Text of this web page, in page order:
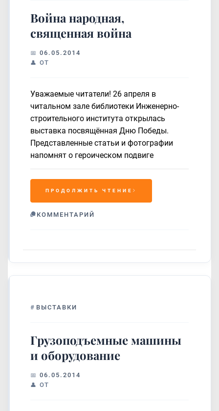
Война народная,
священная война
06.05.2014
ОТ
Уважаемые читатели! 26 апреля в
читальном зале библиотеки Инженерно-
строительного института открылась
выставка посвящённая Дню Победы.
Представленные статьи и фотографии
напомнят о героическом подвиге
ПРОДОЛЖИТЬ ЧТЕНИЕ
КОММЕНТАРИЙ
# ВЫСТАВКИ
Грузоподъемные машины
и оборудование
06.05.2014
ОТ